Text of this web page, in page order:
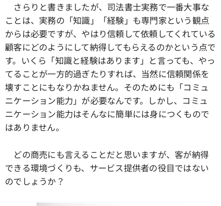
さらりと書きましたが、司法書士実務で一番大事な
ことは、実務の「知識」「経験」も専門家という観点
からは必要ですが、やはり信頼して依頼してくれている
顧客にどのようにして納得してもらえるのかという点で
す。いくら「知識と経験はあります」と言っても、やっ
てることが一方的過ぎたりすれば、当然に信頼関係を
壊すことにもなりかねません。そのためにも「コミュ
ニケーション能力」が必要なんです。しかし、コミュ
ニケーション能力はそんなに簡単には身につくもので
はありません。
どの商売にも言えることだと思いますが、客が納得
できる環境づくりも、サービス提供者の役目ではない
のでしょうか？